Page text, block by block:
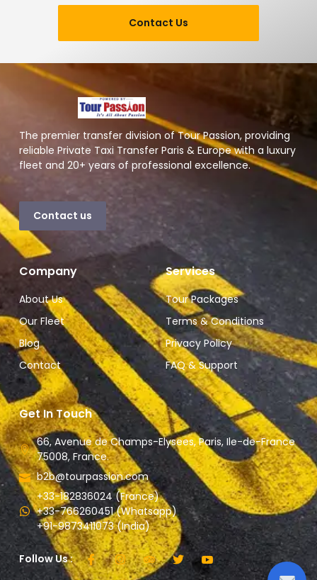
Contact Us
The premier transfer division of Tour Passion, providing
reliable Private Taxi Transfer Paris & Europe with a luxury
fleet and 20+ years of professional excellence.
Contact us
Company
About Us
Our Fleet
Blog
Contact
Services
Tour Packages
Terms & Conditions
Privacy Policy
FAQ & Support
Get In Touch
66, Avenue de Champs-Elysees, Paris, Ile-de-France
75008, France.
b2b@tourpassion.com
+33-182836024 (France)
+33-766260451 (Whatsapp)
+91-9873411073 (India)
Follow Us :